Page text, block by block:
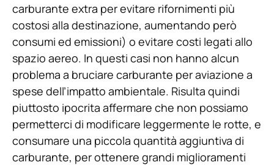
carburante extra per evitare rifornimenti più
costosi alla destinazione, aumentando però
consumi ed emissioni) o evitare costi legati allo
spazio aereo. In questi casi non hanno alcun
problema a bruciare carburante per aviazione a
spese dell’impatto ambientale. Risulta quindi
piuttosto ipocrita affermare che non possiamo
permetterci di modificare leggermente le rotte, e
consumare una piccola quantità aggiuntiva di
carburante, per ottenere grandi miglioramenti